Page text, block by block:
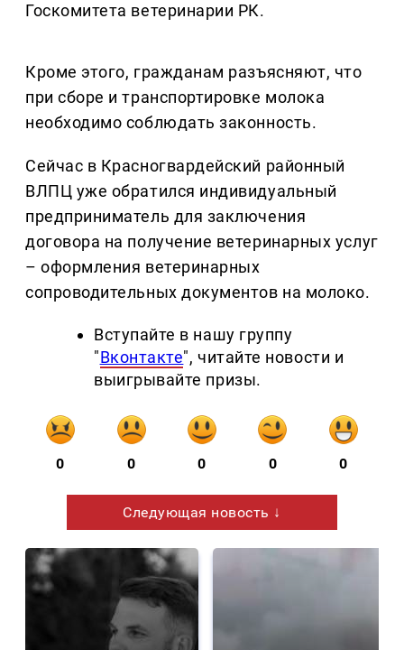
Госкомитета ветеринарии РК.
Кроме этого, гражданам разъясняют, что
при сборе и транспортировке молока
необходимо соблюдать законность.
Сейчас в Красногвардейский районный
ВЛПЦ уже обратился индивидуальный
предприниматель для заключения
договора на получение ветеринарных услуг
– оформления ветеринарных
сопроводительных документов на молоко.
Вступайте в нашу группу
"Вконтакте", читайте новости и
выигрывайте призы.
0 0 0 0 0
Следующая новость ↓